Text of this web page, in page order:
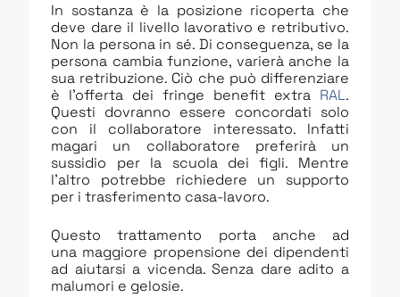
In sostanza è la posizione ricoperta che
deve dare il livello lavorativo e retributivo.
Non la persona in sé. Di conseguenza, se la
persona cambia funzione, varierà anche la
sua retribuzione. Ciò che può differenziare
è l’offerta dei fringe benefit extra RAL.
Questi dovranno essere concordati solo
con il collaboratore interessato. Infatti
magari un collaboratore preferirà un
sussidio per la scuola dei figli. Mentre
l’altro potrebbe richiedere un supporto
per i trasferimento casa-lavoro.
Questo trattamento porta anche ad
una maggiore propensione dei dipendenti
ad aiutarsi a vicenda. Senza dare adito a
malumori e gelosie.